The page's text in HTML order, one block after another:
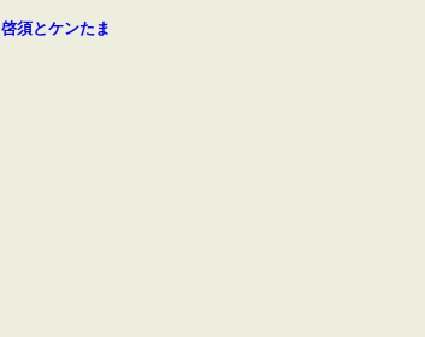
啓須とケンたま